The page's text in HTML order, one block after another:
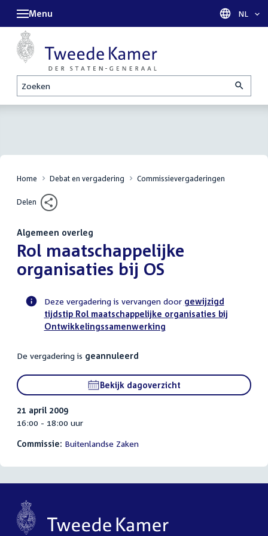
Zoeken
Menu Taal
NL
Home Debat en vergadering Commissievergaderingen
Delen
Algemeen overleg
:Rol maatschappelijke
organisaties bij OS
Voortgangsstatus
commissie
activiteit
Deze vergadering is vervangen door gewijzigd
tijdstip Rol maatschappelijke organisaties bij
Ontwikkelingssamenwerking
De vergadering is geannuleerd
Bekijk dagoverzicht
21 april 2009
16:00 - 18:00 uur
Commissie: Buitenlandse Zaken